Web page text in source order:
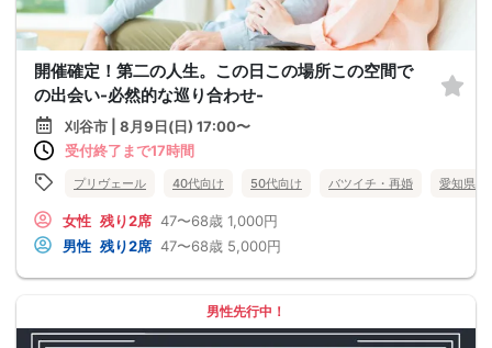
開催確定！第二の人生。この日この場所この空間で
の出会い-必然的な巡り合わせ-
刈谷市 | 8月9日(日) 17:00〜
受付終了まで17時間
プリヴェール 40代向け 50代向け バツイチ・再婚 愛知県
女性 残り2席 47〜68歳 1,000円
男性 残り2席 47〜68歳 5,000円
男性先行中！